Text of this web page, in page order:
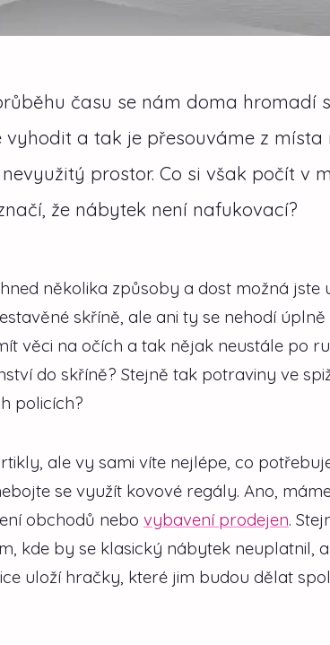
času se nám doma hromadí
vyhodit a tak je přesouváme z místa
prostor. Co si však počít v
že nábytek není nafukovací?
několika způsoby a dost možná jste
skříně, ale ani ty se nehodí úplně
věci na očích a tak nějak neustále po
do skříně? Stejně tak potraviny ve
policích?
ale vy sami víte nejlépe, co
se využít kovové regály. Ano,
obchodů nebo vybavení prodejen.
kde by se klasický nábytek neuplatnil,
uloží hračky, které jim budou dělat